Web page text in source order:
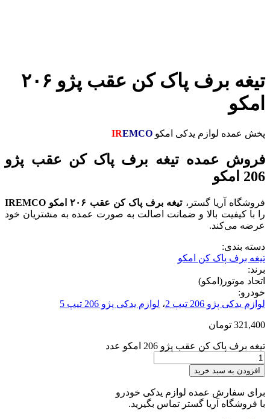
تیغه برف پاک کن عقب پژو ۲۰۶
امکو
پخش عمده لوازم یدکی امکو IREMCO
فروش عمده تیغه برف پاک کن عقب پژو
206 امکو
فروشگاه آریا گستر،تیغه برف پاک کن عقب ۲۰۶ امکو IREMCO
را با کیفیت بالا و ضمانت اصالت به صورت عمده به مشتریان خود
عرضه می‌کند.
دسته بندی:
تیغه برف پاک کن امکو
برند:
اتحاد موتور(امکو)
خودرو:
لوازم یدکی پژو 206 تیپ 2
، لوازم یدکی پژو 206 تیپ 5
321,400 تومان
تیغه برف پاک کن عقب پژو 206 امکو عدد
افزودن به سبد خرید
برای سفارش عمده لوازم یدکی خودرو
با فروشگاه آریا گستر تماس بگیرید.